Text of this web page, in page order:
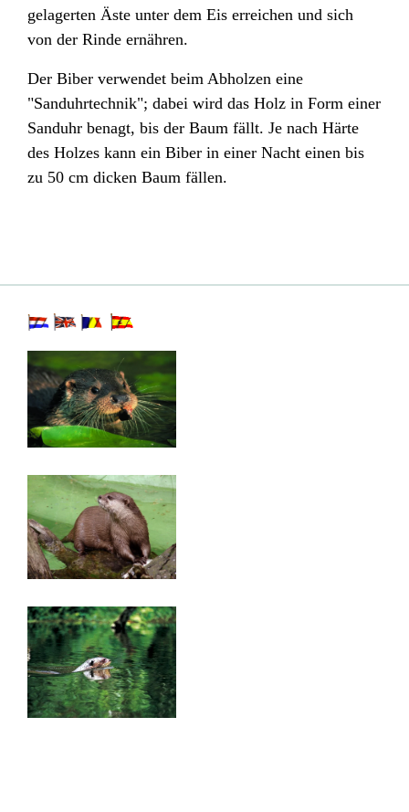
gelagerten Äste unter dem Eis erreichen und sich
von der Rinde ernähren.
Der Biber verwendet beim Abholzen eine
"Sanduhrtechnik"; dabei wird das Holz in Form einer
Sanduhr benagt, bis der Baum fällt. Je nach Härte
des Holzes kann ein Biber in einer Nacht einen bis
zu 50 cm dicken Baum fällen.